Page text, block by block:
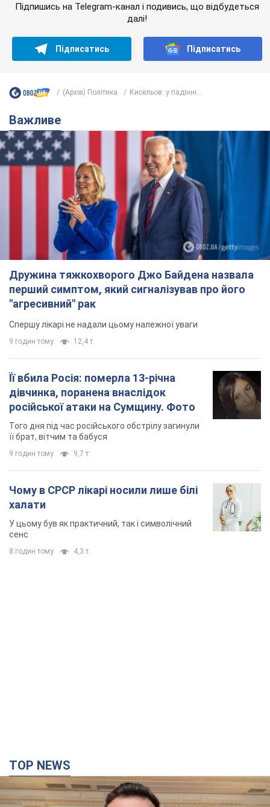
Підпишись на Telegram-канал і подивись, що відбудеться
далі!
Підписатись Підписатись
(Архів) Політика Кисельов: у падінні...
Важливе
Дружина тяжкохворого Джо Байдена назвала
перший симптом, який сигналізував про його
"агресивний" рак
Спершу лікарі не надали цьому належної уваги
9 годин тому 12,4 т.
Її вбила Росія: померла 13-річна
дівчинка, поранена внаслідок
російської атаки на Сумщину. Фото
Того дня під час російського обстрілу загинули
її брат, вітчим та бабуся
9 годин тому 9,7 т.
Чому в СРСР лікарі носили лише білі
халати
У цьому був як практичний, так і символічний
сенс
8 годин тому 4,3 т.
TOP NEWS